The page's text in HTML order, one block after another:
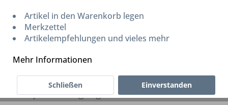
Brompton Klingel gross
Artikel in den Warenkorb legen
Merkzettel
Artikelempfehlungen und vieles mehr
Mehr Informationen
Einverstanden
Schließen